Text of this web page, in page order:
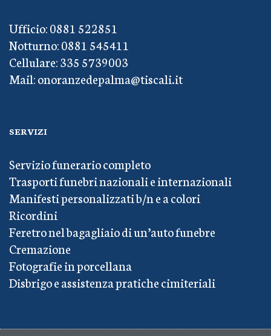
Ufficio: 0881 522851
Notturno: 0881 545411
Cellulare: 335 5739003
Mail: onoranzedepalma@tiscali.it
SERVIZI
Servizio funerario completo
Trasporti funebri nazionali e internazionali
Manifesti personalizzati b/n e a colori
Ricordini
Feretro nel bagagliaio di un’auto funebre
Cremazione
Fotografie in porcellana
Disbrigo e assistenza pratiche cimiteriali